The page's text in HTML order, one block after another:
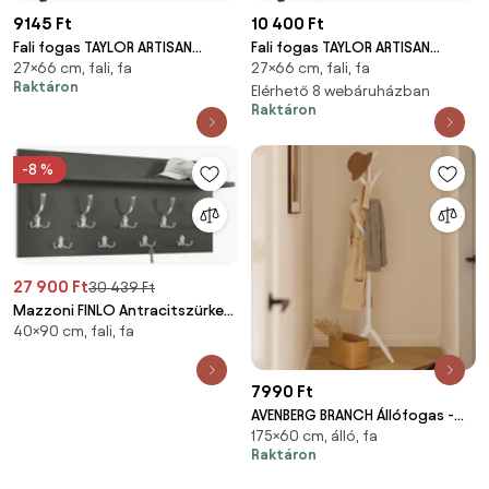
9145 Ft
Fali fogas TAYLOR ARTISAN
66x30cm
27×66 cm, fali, fa
Raktáron
10 400 Ft
Fali fogas TAYLOR ARTISAN
66x30cm
27×66 cm, fali, fa
Elérhető 8 webáruházban
Raktáron
-8 %
27 900 Ft30 439 Ft
Mazzoni FINLO Antracitszürke
(Sötétszürke)/Fényes Króm
akasztók - MODERN FALI FOGAS
POLCCAL ELŐSZOBÁBA 90 és 70
40×90 cm, fali, fa
7990 Ft
AVENBERG BRANCH Állófogas -
fehér
175×60 cm, álló, fa
Raktáron